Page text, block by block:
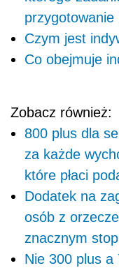
przygotowanie
Czym jest
Co obejmuje
Zobacz również:
800 plus dla
za każde
które płaci
Dodatek na
osób z
znacznym
Nie 300 plus a